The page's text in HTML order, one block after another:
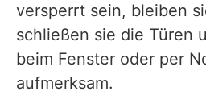
versperrt sein, bleiben
schließen sie die Türen
beim Fenster oder per
aufmerksam.